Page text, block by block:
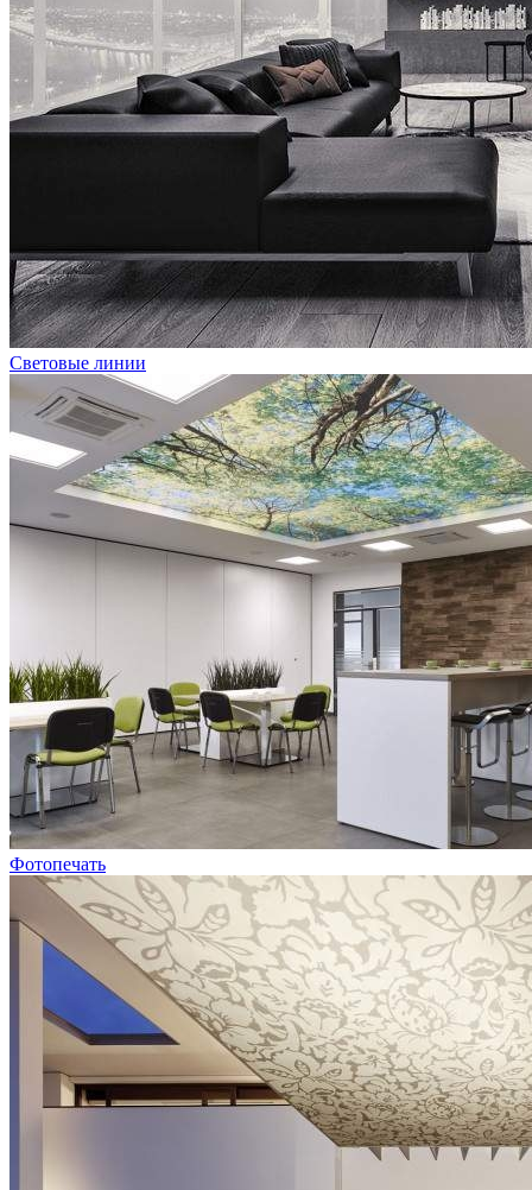
Световые линии
Фотопечать